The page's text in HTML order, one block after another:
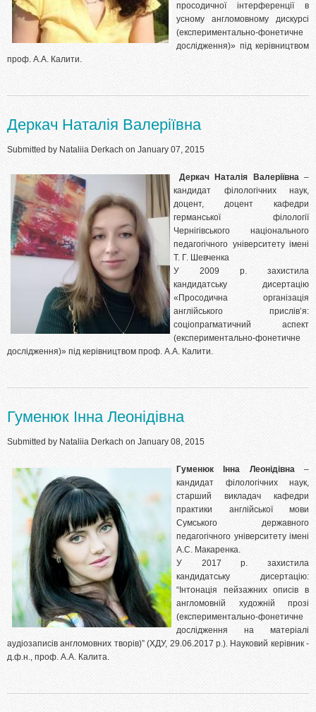
просодичної інтерференції в
усному англомовному дискурсі
(експериментально-фонетичне
дослідження)» під керівництвом
проф. А.А. Калити.
Деркач Наталія Валеріївна
Submitted by Nataliia Derkach on January 07, 2015
Деркач Наталія Валеріївна–
кандидат філологічних наук,
доцент, доцент кафедри
германської філології
Чернігівського національного
педагогічного університету імені
Т. Г. Шевченка
У 2009 р. захистила
кандидатську дисертацію
«Просодична організація
англійського прислів’я:
соціопрагматичний аспект
(експериментально-фонетичне
дослідження)» під керівництвом проф. А.А. Калити.
Гуменюк Інна Леонідівна
Submitted by Nataliia Derkach on January 08, 2015
Гуменюк Інна Леонідівна–
кандидат філологічних наук,
старший викладач кафедри
практики англійської мови
Сумського державного
педагогічного університету імені
А.С. Макаренка.
У 2017 р. захистила
кандидатську дисертацію:
“Інтонація пейзажних описів в
англомовній художній прозі
(експериментально-фонетичне
дослідження на матеріалі
аудіозаписів англомовних творів)” (ХДУ, 29.06.2017 р.). Науковий керівник -
д.ф.н., проф. А.А. Калита.